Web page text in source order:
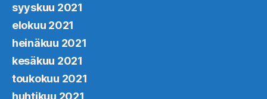
syyskuu 2021
elokuu 2021
heinäkuu 2021
kesäkuu 2021
toukokuu 2021
huhtikuu 2021